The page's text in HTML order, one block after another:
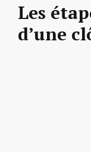
Les
d’une